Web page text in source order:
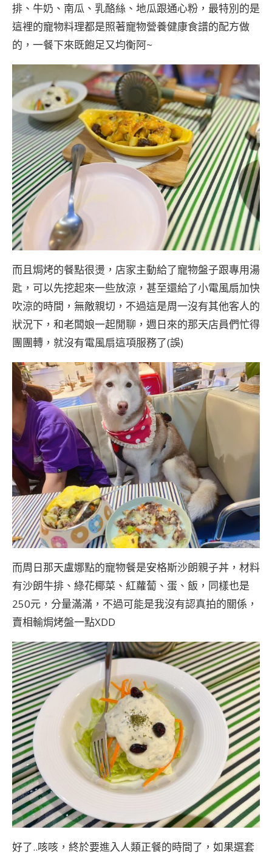
排、牛奶、南瓜、乳酪絲、地瓜跟通心粉，最特別的是
這裡的寵物料理都是照著寵物營養健康食譜的配方做
的，一餐下來既飽足又均衡阿~
而且焗烤的餐點很燙，店家主動給了寵物盤子跟專用湯
匙，可以先挖起來一些放涼，甚至還給了小電風扇加快
吹涼的時間，無敵親切，不過這是周一沒有其他客人的
狀況下，和老闆娘一起閒聊，週日來的那天店員們忙得
團團轉，就沒有電風扇這項服務了(誤)
而周日那天盧娜點的寵物餐是安格斯沙朗親子丼，材料
有沙朗牛排、綠花椰菜、紅蘿蔔、蛋、飯，同樣也是
250元，分量滿滿，不過可能是我沒有認真拍的關係，
賣相輸焗烤盤一點XDD
好了..咳咳，終於要進入人類正餐的時間了，如果選套